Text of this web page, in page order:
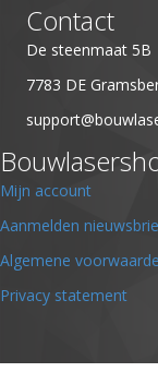
Contact
De steenmaat 5B
7783 DE
Mijn account
Aanmelden
Algemene
Privacy statement